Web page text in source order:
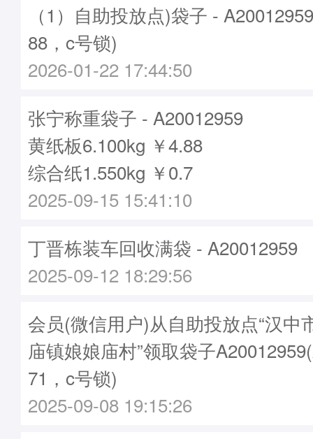
（1）自助投放点)袋子 -
88，c号锁)
2026-01-22 17:44:50
张宁称重袋子 - A20012959
黄纸板6.100kg ￥4.88
综合纸1.550kg ￥0.7
2025-09-15 15:41:10
丁晋栋装车回收满袋 - A20012959
2025-09-12 18:29:56
会员(微信用户)从自助投放点“汉中
庙镇娘娘庙村”领取袋子
71，c号锁)
2025-09-08 19:15:26